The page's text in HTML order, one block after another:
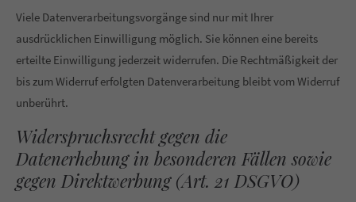
Viele Datenverarbeitungsvorgänge sind nur mit Ihrer
ausdrücklichen Einwilligung möglich. Sie können eine bereits
erteilte Einwilligung jederzeit widerrufen. Die Rechtmäßigkeit der
bis zum Widerruf erfolgten Datenverarbeitung bleibt vom Widerruf
unberührt.
Widerspruchsrecht gegen die
Datenerhebung in besonderen Fällen sowie
gegen Direktwerbung (Art. 21 DSGVO)